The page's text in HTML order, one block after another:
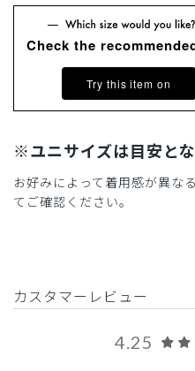
Check the
Try this item on
※ユニサイズは目安とな
お好みによって着用感が異なる
てご確認ください。
カスタマーレビュー
4.25